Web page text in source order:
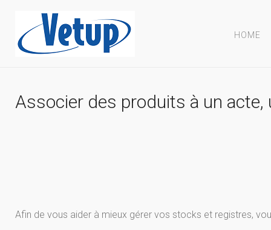
HOME
Associer des produits à un acte,
Afin de vous aider à mieux gérer vos stocks et registres,